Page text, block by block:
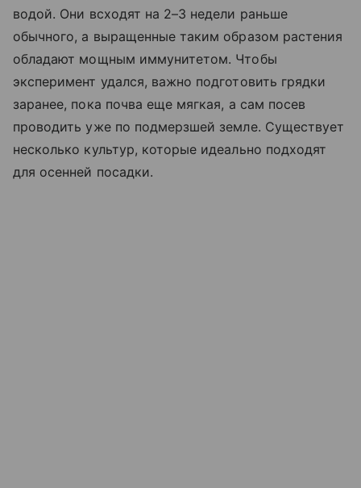
водой. Они всходят на 2–3 недели раньше
обычного, а выращенные таким образом растения
обладают мощным иммунитетом. Чтобы
эксперимент удался, важно подготовить грядки
заранее, пока почва еще мягкая, а сам посев
проводить уже по подмерзшей земле. Существует
несколько культур, которые идеально подходят
для осенней посадки.